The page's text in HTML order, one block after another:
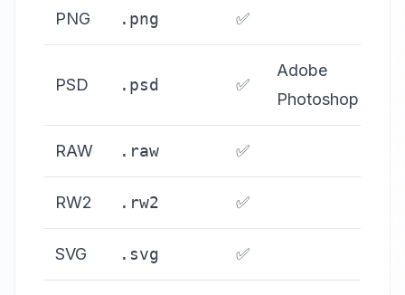
PNG .png ✅
PSD .psd ✅
Adobe
Photoshop
RAW .raw ✅
RW2 .rw2 ✅
SVG .svg ✅